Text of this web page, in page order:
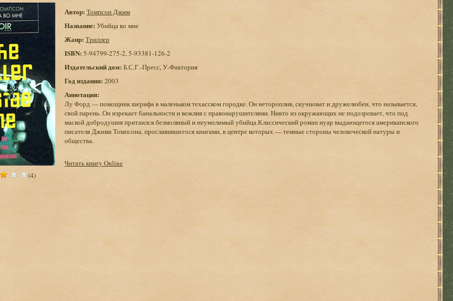
(4)
Автор: Томпсон Джим
Название: Убийца во мне
Жанр: Триллер
ISBN: 5-94799-275-2, 5-93381-126-2
Издательский дом: Б.С.Г.-Пресс, У-Фактория
Год издания: 2003
Аннотация:
Лу Форд — помощник шерифа в маленьком техасском городке. Он нетороплив, скучноват и дружелюбен, что называется,
свой парень. Он изрекает банальности и вежлив с правонарушителями. Никто из окружающих не подозревает, что под
маской добродушия притаился безмолвный и неумолимый убийца.Классический роман нуар выдающегося американского
писателя Джима Томпсона, прославившегося книгами, в центре которых — темные стороны человеческой натуры и
общества.
Читать книгу Online